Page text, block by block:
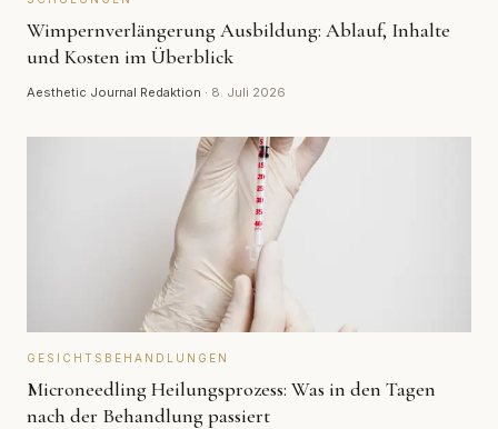
Wimpernverlängerung Ausbildung: Ablauf, Inhalte
und Kosten im Überblick
Aesthetic Journal Redaktion · 8. Juli 2026
GESICHTSBEHANDLUNGEN
Microneedling Heilungsprozess: Was in den Tagen
nach der Behandlung passiert